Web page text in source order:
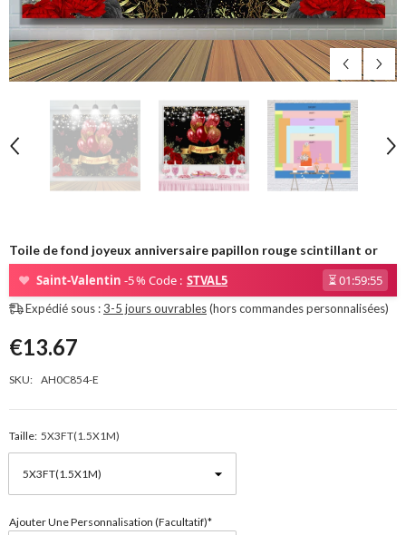
Toile de fond joyeux anniversaire papillon rouge scintillant or
❤ Saint-Valentin -5 % Code : STVAL5 ⏳01:59:53
Expédié sous :3-5 jours ouvrables(hors commandes personnalisées)
€13.67
SKU: AH0C854-E
Taille: 5X3FT(1.5X1M)
Ajouter Une Personnalisation (facultatif)*